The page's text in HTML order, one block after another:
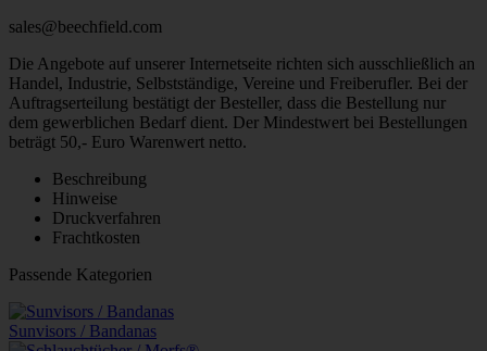
sales@beechfield.com
Die Angebote auf unserer Internetseite richten sich ausschließlich an
Handel, Industrie, Selbstständige, Vereine und Freiberufler. Bei der
Auftragserteilung bestätigt der Besteller, dass die Bestellung nur
dem gewerblichen Bedarf dient. Der Mindestwert bei Bestellungen
beträgt 50,- Euro Warenwert netto.
Beschreibung
Hinweise
Druckverfahren
Frachtkosten
Passende Kategorien
Sunvisors / Bandanas